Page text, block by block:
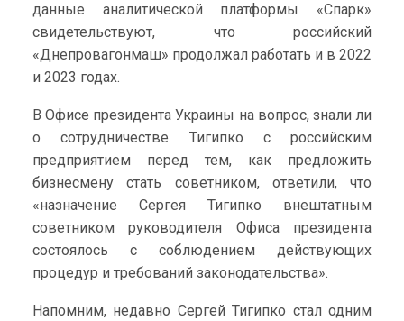
данные аналитической платформы «Спарк»
свидетельствуют, что российский
«Днепровагонмаш» продолжал работать и в 2022
и 2023 годах.
В Офисе президента Украины на вопрос, знали ли
о сотрудничестве Тигипко с российским
предприятием перед тем, как предложить
бизнесмену стать советником, ответили, что
«назначение Сергея Тигипко внештатным
советником руководителя Офиса президента
состоялось с соблюдением действующих
процедур и требований законодательства».
Напомним, недавно Сергей Тигипко стал одним